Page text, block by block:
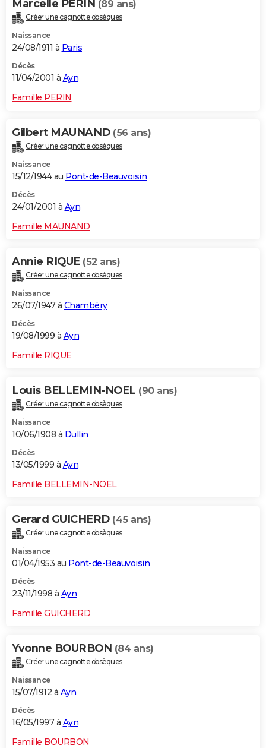
Marcelle PERIN (89 ans)
Créer une cagnotte obsèques
Naissance
24/08/1911 à Paris
Décès
11/04/2001 à Ayn
Famille PERIN
Gilbert MAUNAND (56 ans)
Créer une cagnotte obsèques
Naissance
15/12/1944 au Pont-de-Beauvoisin
Décès
24/01/2001 à Ayn
Famille MAUNAND
Annie RIQUE (52 ans)
Créer une cagnotte obsèques
Naissance
26/07/1947 à Chambéry
Décès
19/08/1999 à Ayn
Famille RIQUE
Louis BELLEMIN-NOEL (90 ans)
Créer une cagnotte obsèques
Naissance
10/06/1908 à Dullin
Décès
13/05/1999 à Ayn
Famille BELLEMIN-NOEL
Gerard GUICHERD (45 ans)
Créer une cagnotte obsèques
Naissance
01/04/1953 au Pont-de-Beauvoisin
Décès
23/11/1998 à Ayn
Famille GUICHERD
Yvonne BOURBON (84 ans)
Créer une cagnotte obsèques
Naissance
15/07/1912 à Ayn
Décès
16/05/1997 à Ayn
Famille BOURBON